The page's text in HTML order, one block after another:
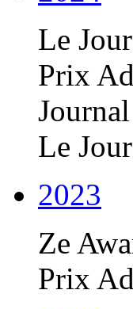
Le
Prix
Le
2023
Ze
Prix